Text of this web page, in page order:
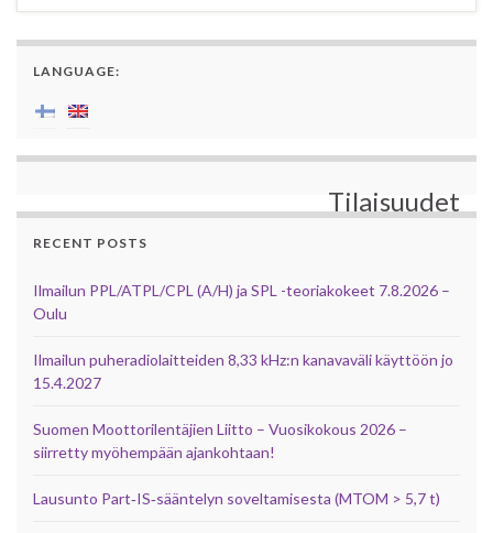
LANGUAGE:
Tilaisuudet
RECENT POSTS
Ilmailun PPL/ATPL/CPL (A/H) ja SPL -teoriakokeet 7.8.2026 –
Oulu
Ilmailun puheradiolaitteiden 8,33 kHz:n kanavaväli käyttöön jo
15.4.2027
Suomen Moottorilentäjien Liitto – Vuosikokous 2026 –
siirretty myöhempään ajankohtaan!
Lausunto Part‑IS‑sääntelyn soveltamisesta (MTOM > 5,7 t)